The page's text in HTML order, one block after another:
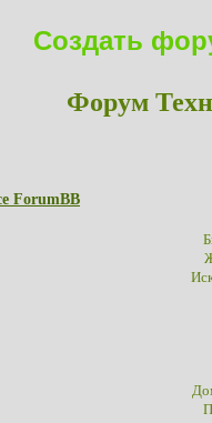
Создать
Форум
ForumBB